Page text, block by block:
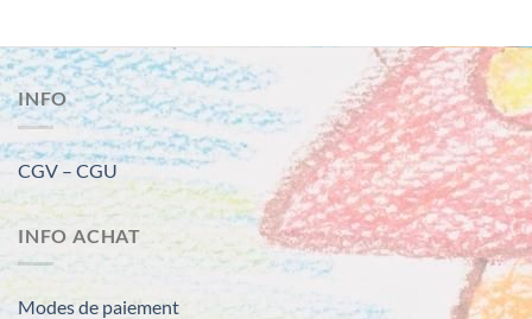
INFO
CGV – CGU
INFO ACHAT
Modes de paiement